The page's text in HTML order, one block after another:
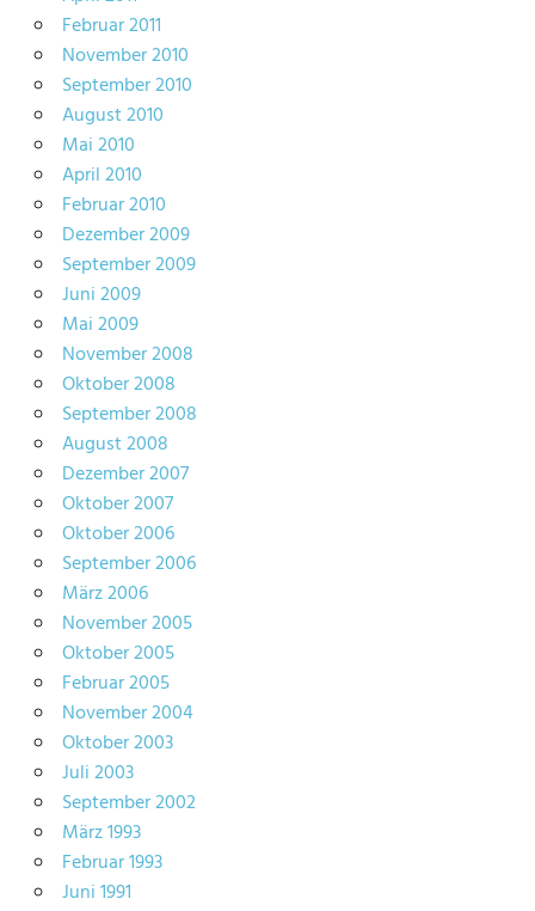
Februar 2011
November 2010
September 2010
August 2010
Mai 2010
April 2010
Februar 2010
Dezember 2009
September 2009
Juni 2009
Mai 2009
November 2008
Oktober 2008
September 2008
August 2008
Dezember 2007
Oktober 2007
Oktober 2006
September 2006
März 2006
November 2005
Oktober 2005
Februar 2005
November 2004
Oktober 2003
Juli 2003
September 2002
März 1993
Februar 1993
Juni 1991